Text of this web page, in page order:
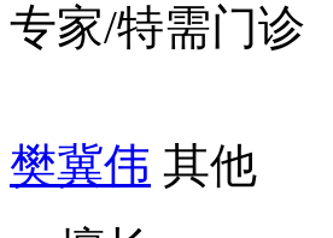
专家/特需门诊
樊冀伟 其他